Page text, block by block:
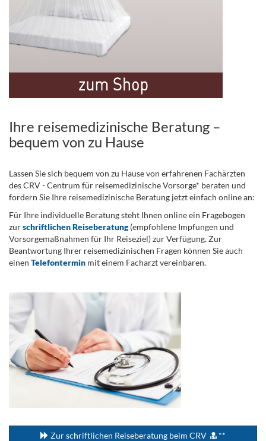
Ihre reisemedizinische Beratung –
bequem von zu Hause
Lassen Sie sich bequem von zu Hause von erfahrenen Fachärzten
des CRV - Centrum für reisemedizinische Vorsorge* beraten und
fordern Sie Ihre reisemedizinische Beratung jetzt einfach online an:
Für Ihre individuelle Beratung steht Ihnen online ein Fragebogen
zurschriftlichen Reiseberatung(empfohlene Impfungen und
Vorsorgemaßnahmen für Ihr Reiseziel) zur Verfügung. Zur
Beantwortung Ihrer reisemedizinischen Fragen können Sie auch
einen Telefontermin mit einem Facharzt vereinbaren.
Zur schriftlichen Reiseberatung beim CRV **